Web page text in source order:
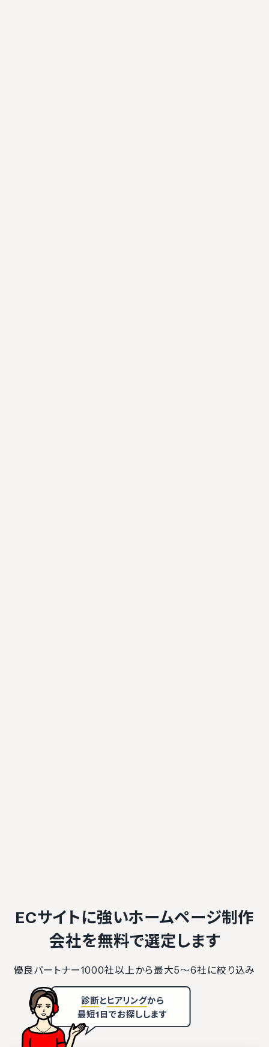
ECサイトに強いホームページ制作
会社を無料で選定します
優良パートナー1000社以上から最大5〜6社に絞り込み
診断とヒアリングから
最短1日でお探しします